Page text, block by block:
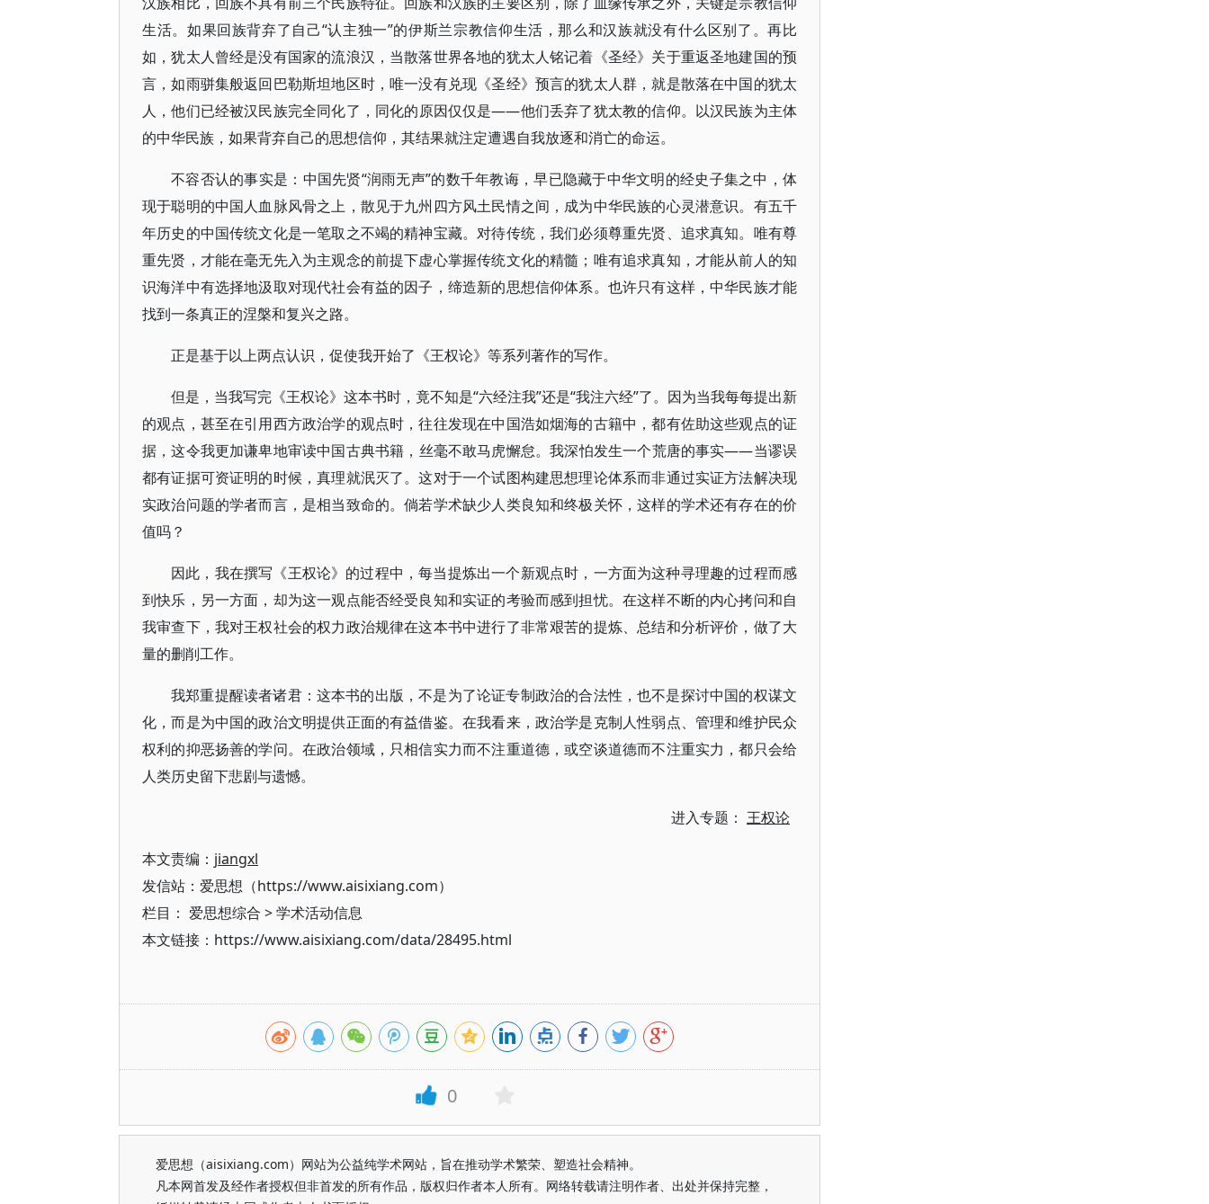
生活。如果回族背弃了自己“认主独一”的伊斯兰宗教信仰生活，那么和汉族就没有什么区别了。再比
如，犹太人曾经是没有国家的流浪汉，当散落世界各地的犹太人铭记着《圣经》关于重返圣地建国的预
言，如雨骈集般返回巴勒斯坦地区时，唯一没有兑现《圣经》预言的犹太人群，就是散落在中国的犹太
人，他们已经被汉民族完全同化了，同化的原因仅仅是——他们丢弃了犹太教的信仰。以汉民族为主体
的中华民族，如果背弃自己的思想信仰，其结果就注定遭遇自我放逐和消亡的命运。
不容否认的事实是：中国先贤“润雨无声”的数千年教诲，早已隐藏于中华文明的经史子集之中，体
现于聪明的中国人血脉风骨之上，散见于九州四方风土民情之间，成为中华民族的心灵潜意识。有五千
年历史的中国传统文化是一笔取之不竭的精神宝藏。对待传统，我们必须尊重先贤、追求真知。唯有尊
重先贤，才能在毫无先入为主观念的前提下虚心掌握传统文化的精髓；唯有追求真知，才能从前人的知
识海洋中有选择地汲取对现代社会有益的因子，缔造新的思想信仰体系。也许只有这样，中华民族才能
找到一条真正的涅槃和复兴之路。
正是基于以上两点认识，促使我开始了《王权论》等系列著作的写作。
但是，当我写完《王权论》这本书时，竟不知是“六经注我”还是“我注六经”了。因为当我每每提出新
的观点，甚至在引用西方政治学的观点时，往往发现在中国浩如烟海的古籍中，都有佐助这些观点的证
据，这令我更加谦卑地审读中国古典书籍，丝毫不敢马虎懈怠。我深怕发生一个荒唐的事实——当谬误
都有证据可资证明的时候，真理就泯灭了。这对于一个试图构建思想理论体系而非通过实证方法解决现
实政治问题的学者而言，是相当致命的。倘若学术缺少人类良知和终极关怀，这样的学术还有存在的价
值吗？
因此，我在撰写《王权论》的过程中，每当提炼出一个新观点时，一方面为这种寻理趣的过程而感
到快乐，另一方面，却为这一观点能否经受良知和实证的考验而感到担忧。在这样不断的内心拷问和自
我审查下，我对王权社会的权力政治规律在这本书中进行了非常艰苦的提炼、总结和分析评价，做了大
量的删削工作。
我郑重提醒读者诸君：这本书的出版，不是为了论证专制政治的合法性，也不是探讨中国的权谋文
化，而是为中国的政治文明提供正面的有益借鉴。在我看来，政治学是克制人性弱点、管理和维护民众
权利的抑恶扬善的学问。在政治领域，只相信实力而不注重道德，或空谈道德而不注重实力，都只会给
人类历史留下悲剧与遗憾。
进入专题： 王权论
本文责编： jiangxl
发信站：爱思想（https://www.aisixiang.com）
栏目： 爱思想综合 >学术活动信息
本文链接：https://www.aisixiang.com/data/28495.html
0
爱思想（aisixiang.com）网站为公益纯学术网站，旨在推动学术繁荣、塑造社会精神。
凡本网首发及经作者授权但非首发的所有作品，版权归作者本人所有。网络转载请注明作者、出处并保持完整，